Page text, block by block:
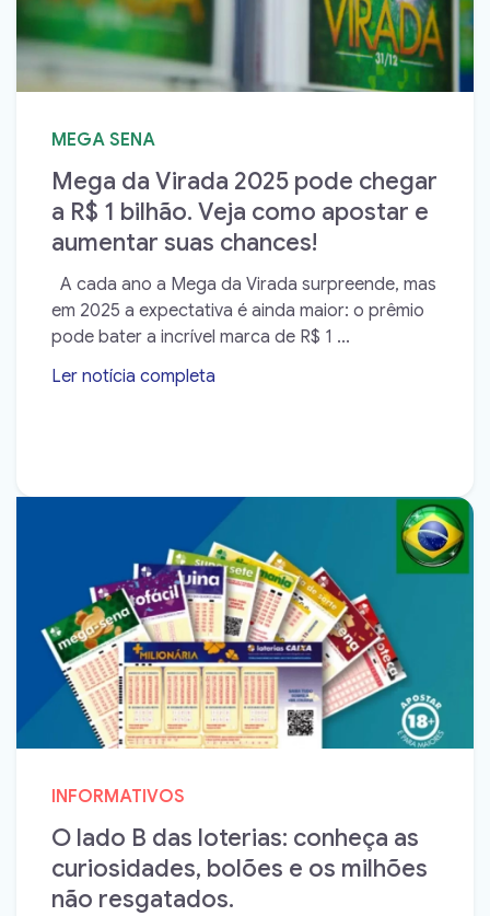
MEGA SENA
Mega da Virada 2025 pode chegar
a R$ 1 bilhão. Veja como apostar e
aumentar suas chances!
A cada ano a Mega da Virada surpreende, mas
em 2025 a expectativa é ainda maior: o prêmio
pode bater a incrível marca de R$ 1 ...
Ler notícia completa
INFORMATIVOS
O lado B das loterias: conheça as
curiosidades, bolões e os milhões
não resgatados.